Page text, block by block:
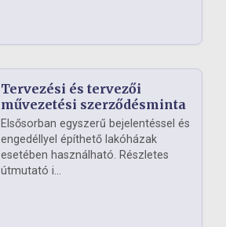
Tervezési és tervezői
művezetési szerződésminta
Elsősorban egyszerű bejelentéssel és
engedéllyel építhető lakóházak
esetében használható. Részletes
útmutató i...